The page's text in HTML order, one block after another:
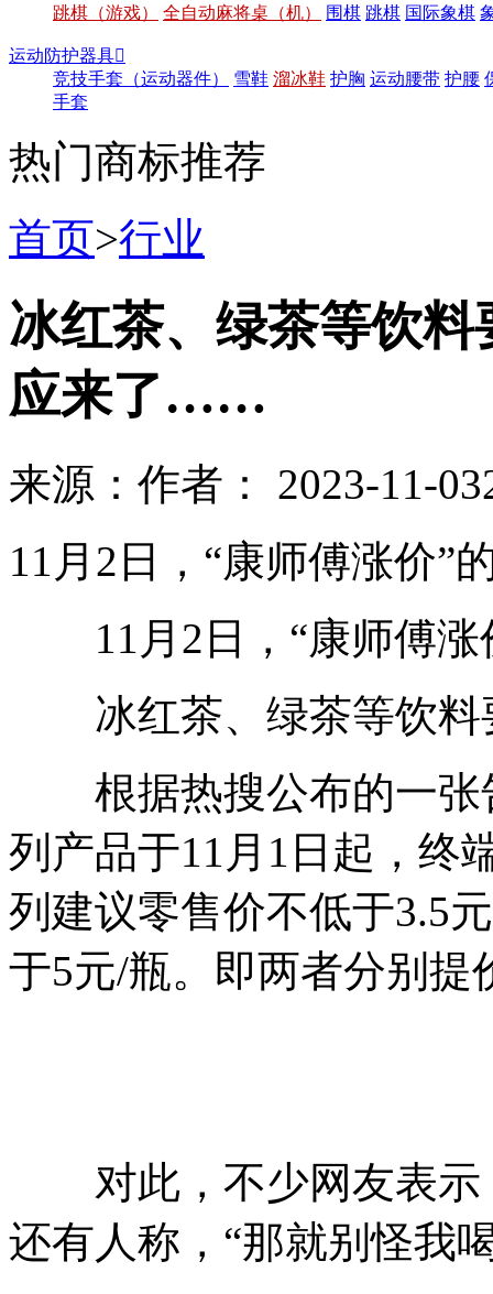
跳棋（游戏）
全自动麻将桌（机） 围棋 跳棋 国际象棋
运动防护器具
竞技手套（运动器件）
雪鞋 溜冰鞋 护胸 运动腰带 护腰
手套
热门商标推荐
首页>行业
冰红茶、绿茶等饮
应来了……
来源： 作者： 2023-11-03
11月2日，“康师傅涨价”
11月2日，“康师傅涨
冰红茶、绿茶等饮料
根据热搜公布的一张
列产品于11月1日起，终
列建议零售价不低于3.5
于5元/瓶。即两者分别提
对此，不少网友表示
还有人称，“那就别怪我